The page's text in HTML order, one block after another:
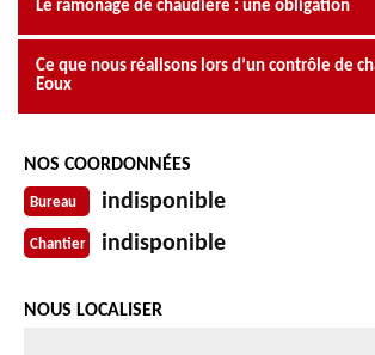
Le ramonage de chaudière : une obligation
Ce que nous réalisons lors d’un contrôle de
Eoux
NOS COORDONNÉES
Bureau indisponible
Chantier indisponible
NOUS LOCALISER